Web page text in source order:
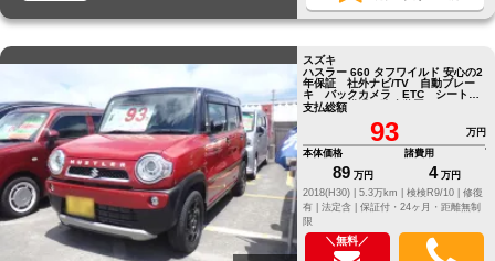
スズキ
ハスラー 660 タフワイルド 安心の2
年保証 社外ナビ/TV 自動ブレー
キ バックカメラ ETC シートヒ
ーター 横滑り防止装置
支払総額
93
万円
本体価格
89 万円
諸費用
4 万円
2018(H30) |
5.3万km | 検検R9/10 | 修復
有 | 法定含 | 保証付・24ヶ月・距離無制
限
＼無料／